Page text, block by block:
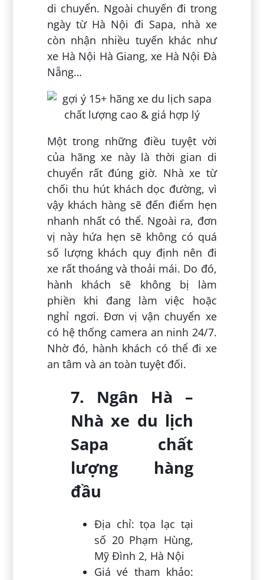
di chuyển. Ngoài chuyến đi trong
ngày từ Hà Nội đi Sapa, nhà xe
còn nhận nhiều tuyến khác như
xe Hà Nội Hà Giang, xe Hà Nội Đà
Nẵng…
Một trong những điều tuyệt vời
của hãng xe này là thời gian di
chuyển rất đúng giờ. Nhà xe từ
chối thu hút khách dọc đường, vì
vậy khách hàng sẽ đến điểm hẹn
nhanh nhất có thể. Ngoài ra, đơn
vị này hứa hẹn sẽ không có quá
số lượng khách quy định nên đi
xe rất thoáng và thoải mái. Do đó,
hành khách sẽ không bị làm
phiền khi đang làm việc hoặc
nghỉ ngơi. Đơn vị vận chuyển xe
có hệ thống camera an ninh 24/7.
Nhờ đó, hành khách có thể đi xe
an tâm và an toàn tuyệt đối.
7. Ngân Hà –
Nhà xe du lịch
Sapa chất
lượng hàng
đầu
Địa chỉ: tọa lạc tại
số 20 Phạm Hùng,
Mỹ Đình 2, Hà Nội
Giá vé tham khảo: